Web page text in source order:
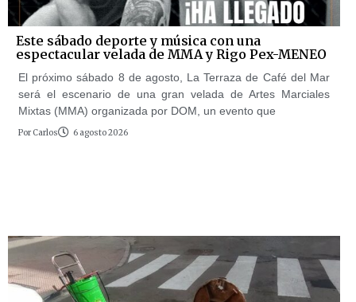
Este sábado deporte y música con una
espectacular velada de MMA y Rigo Pex-MENEO
El próximo sábado 8 de agosto, La Terraza de Café del Mar
será el escenario de una gran velada de Artes Marciales
Mixtas (MMA) organizada por DOM, un evento que
Por Carlos 6 agosto 2026